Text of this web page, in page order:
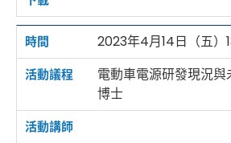
2023年4月14日（五）
電動車電源研發現況
博士